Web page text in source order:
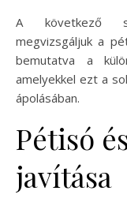
A következő
megvizsgáljuk a
bemutatva a
amelyekkel ezt a
ápolásában.
Pétisó
javítása